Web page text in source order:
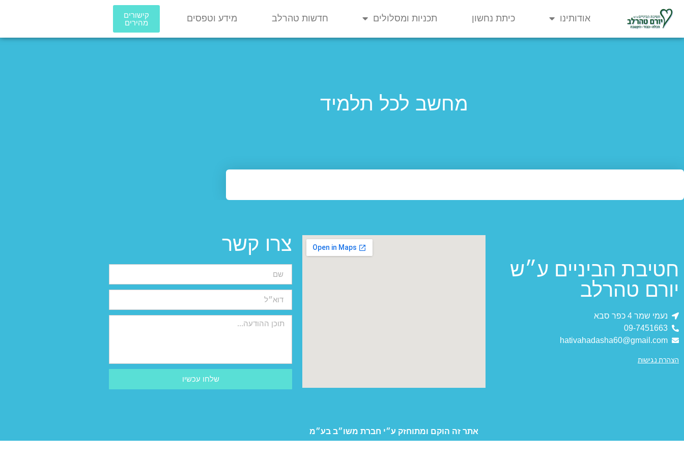
אודותינו כיתת נחשון תכניות ומסלולים חדשות טהרלב מידע וטפסים
קישורים
מהירים
מחשב לכל תלמיד
חטיבת הביניים ע״ש
יורם טהרלב
נעמי שמר 4 כפר סבא
09-7451663
hativahadasha60@gmail.com
הצהרת נגישות
צרו קשר
שלחו עכשיו
אתר זה הוקם ומתוחזק ע״י חברת משו״ב בע״מ